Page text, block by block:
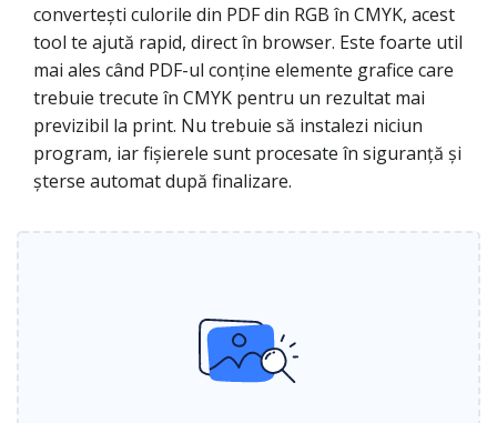
convertești culorile din PDF din RGB în CMYK, acest
tool te ajută rapid, direct în browser. Este foarte util
mai ales când PDF-ul conține elemente grafice care
trebuie trecute în CMYK pentru un rezultat mai
previzibil la print. Nu trebuie să instalezi niciun
program, iar fișierele sunt procesate în siguranță și
șterse automat după finalizare.